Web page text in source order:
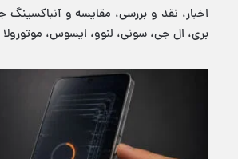
اخبار، نقد و بررسی، مقایسه و
بری، ال جی، سونی، لنوو، ایسوس، موتورولا